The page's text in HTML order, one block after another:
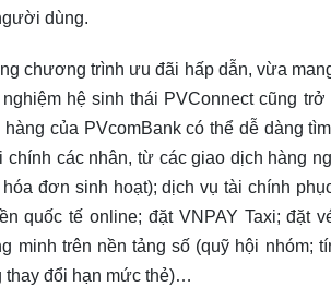
dùng.
chương trình ưu đãi hấp dẫn, vừa
hệ sinh thái PVConnect cũng
của PVcomBank có thể dễ dàng
chính các nhân, từ các giao dịch hàng
đơn sinh hoạt); dịch vụ tài chính
quốc tế online; đặt VNPAY Taxi; đặt
minh trên nền tảng số (quỹ hội nhóm;
thay đổi hạn mức thẻ)…